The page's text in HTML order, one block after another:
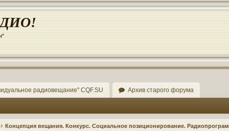
радиовещание" CQF.SU Архив старого форума
Концепция вещания. Конкурс. Социальное позиционирование.